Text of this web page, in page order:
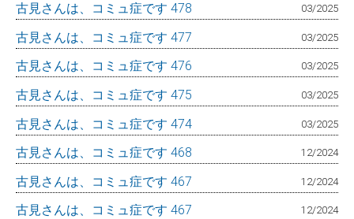
古見さんは、コミュ症です 478 03/2025
古見さんは、コミュ症です 477 03/2025
古見さんは、コミュ症です 476 03/2025
古見さんは、コミュ症です 475 03/2025
古見さんは、コミュ症です 474 03/2025
古見さんは、コミュ症です 468 12/2024
古見さんは、コミュ症です 467 12/2024
古見さんは、コミュ症です 467 12/2024